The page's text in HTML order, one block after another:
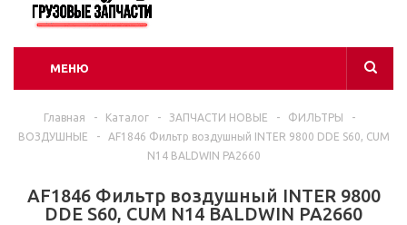
МЕНЮ
Главная - Каталог - ЗАПЧАСТИ НОВЫЕ - ФИЛЬТРЫ
-
ВОЗДУШНЫЕ
-
AF1846 Фильтр воздушный INTER 9800 DDE S60, CUM
N14 BALDWIN PA2660
AF1846 Фильтр воздушный INTER 9800
DDE S60, CUM N14 BALDWIN PA2660